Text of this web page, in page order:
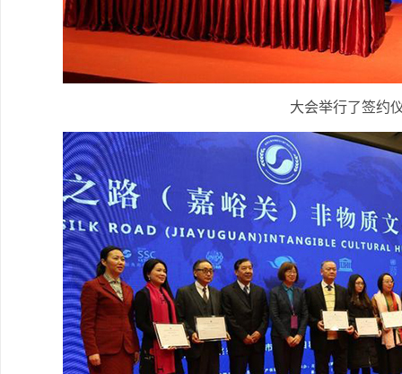
大会举行了签约